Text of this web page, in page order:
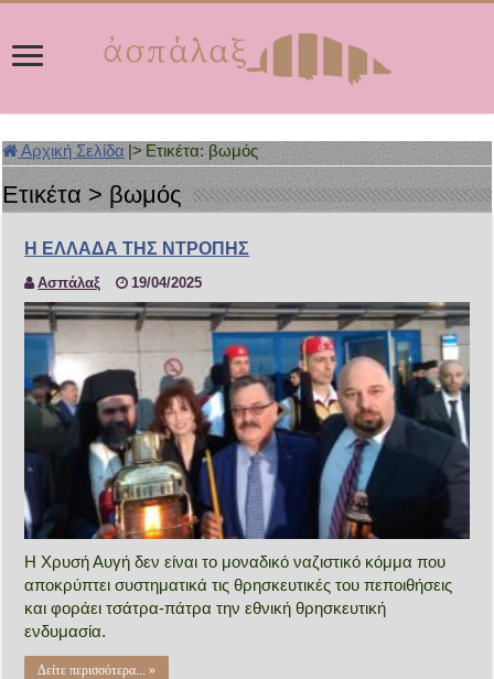
Αρχική Σελίδα |> Ετικέτα: βωμός
Ετικέτα >βωμός
Η ΕΛΛΑΔΑ ΤΗΣ ΝΤΡΟΠΗΣ
Ασπάλαξ 19/04/2025
Η Χρυσή Αυγή δεν είναι το μοναδικό ναζιστικό κόμμα που
αποκρύπτει συστηματικά τις θρησκευτικές του πεποιθήσεις
και φοράει τσάτρα-πάτρα την εθνική θρησκευτική
ενδυμασία.
Δείτε περισσότερα... »